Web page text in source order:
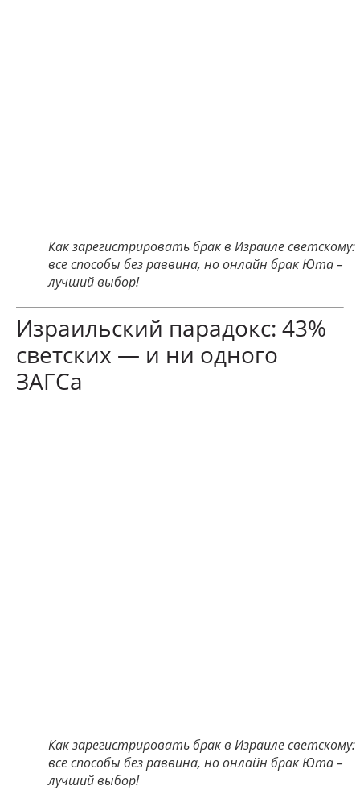
Как зарегистрировать брак в Израиле светскому:
все способы без раввина, но онлайн брак Юта –
лучший выбор!
Израильский парадокс: 43%
светских — и ни одного
ЗАГСа
Как зарегистрировать брак в Израиле светскому:
все способы без раввина, но онлайн брак Юта –
лучший выбор!